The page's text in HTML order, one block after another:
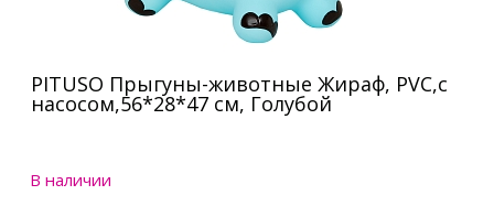
PITUSO Прыгуны-животные Жираф, PVC,с
насосом,56*28*47 см, Голубой
В наличии